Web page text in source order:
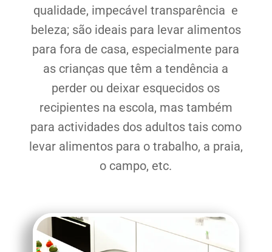
qualidade, impecável transparência e
beleza; são ideais para levar alimentos
para fora de casa, especialmente para
as crianças que têm a tendência a
perder ou deixar esquecidos os
recipientes na escola, mas também
para actividades dos adultos tais como
levar alimentos para o trabalho, a praia,
o campo, etc.